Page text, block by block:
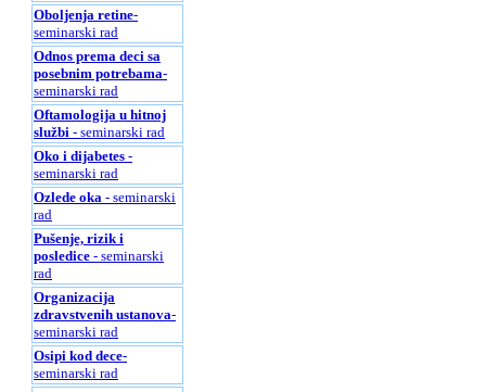
Oboljenja retine-
seminarski rad
Odnos prema deci sa
posebnim potrebama-
seminarski rad
Oftamologija u hitnoj
službi - seminarski rad
Oko i dijabetes -
seminarski rad
Ozlede oka - seminarski
rad
Pušenje, rizik i
posledice - seminarski
rad
Organizacija
zdravstvenih ustanova-
seminarski rad
Osipi kod dece-
seminarski rad